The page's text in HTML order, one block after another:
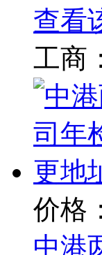
查看
工商：
价格
中港